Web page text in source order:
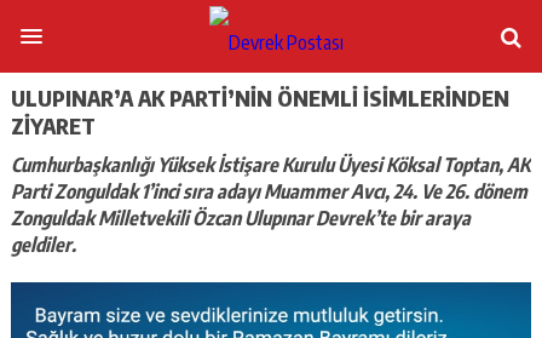
ULUPINAR’A AK PARTİ’NİN ÖNEMLİ İSİMLERİNDEN
ZİYARET
Cumhurbaşkanlığı Yüksek İstişare Kurulu Üyesi Köksal Toptan, AK
Parti Zonguldak 1’inci sıra adayı Muammer Avcı, 24. Ve 26. dönem
Zonguldak Milletvekili Özcan Ulupınar Devrek’te bir araya
geldiler.